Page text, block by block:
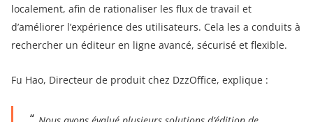
localement, afin de rationaliser les flux de travail et
d’améliorer l’expérience des utilisateurs. Cela les a conduits à
rechercher un éditeur en ligne avancé, sécurisé et flexible.
Fu Hao, Directeur de produit chez DzzOffice, explique :